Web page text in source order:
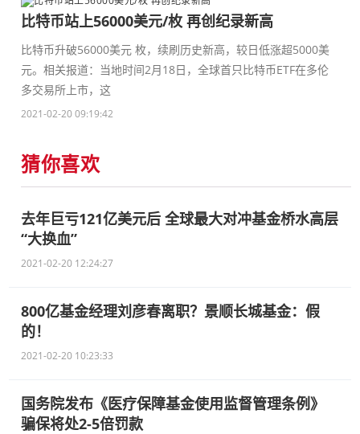
比特币站上56000美元/枚 再创纪录新高
比特币升破56000美元 枚，续刷历史新高，较日低涨超5000美
元。相关报道：当地时间2月18日，全球首只比特币ETF在多伦
多交易所上市，这
2021-02-20 09:19:42
猜你喜欢
去年巨亏121亿美元后 全球最大对冲基金桥水高层
“大换血”
2021-02-20 12:24:27
800亿基金经理刘彦春离职？景顺长城基金：假
的！
2021-02-20 10:23:33
国务院发布《医疗保障基金使用监督管理条例》
骗保将处2-5倍罚款